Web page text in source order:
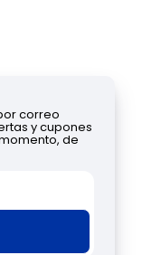
correo
y cupones
de